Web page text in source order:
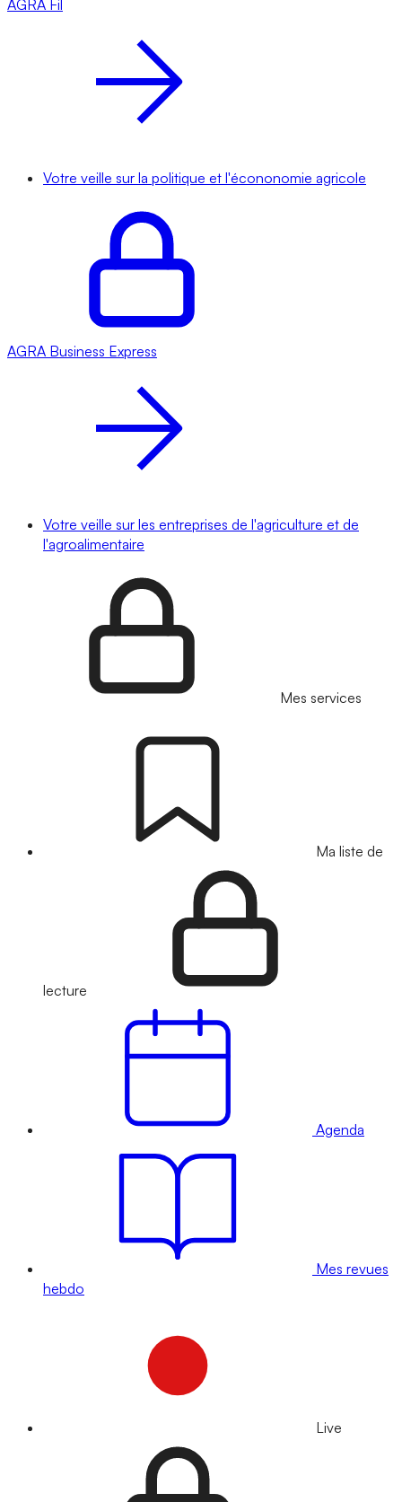
AGRA Fil
Votre veille sur la politique et l'écononomie agricole
AGRA Business Express
Votre veille sur les entreprises de l'agriculture et de
l'agroalimentaire
Mes services
Ma liste de
lecture
Agenda
Mes revues
hebdo
Live